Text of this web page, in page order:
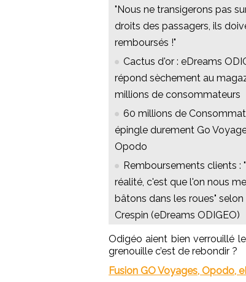
"Nous ne transigerons pas
droits des passagers, ils
remboursés !"
Cactus d'or : eDreams
répond sèchement au
millions de consommateurs
60 millions de
épingle durement Go
Opodo
Remboursements clients :
réalité, c'est que l'on nous
bâtons dans les roues" selon
Crespin (eDreams ODIGEO)
Odigéo aient bien verrouillé
grenouille c’est de rebondir ?
Fusion GO Voyages, Opodo,